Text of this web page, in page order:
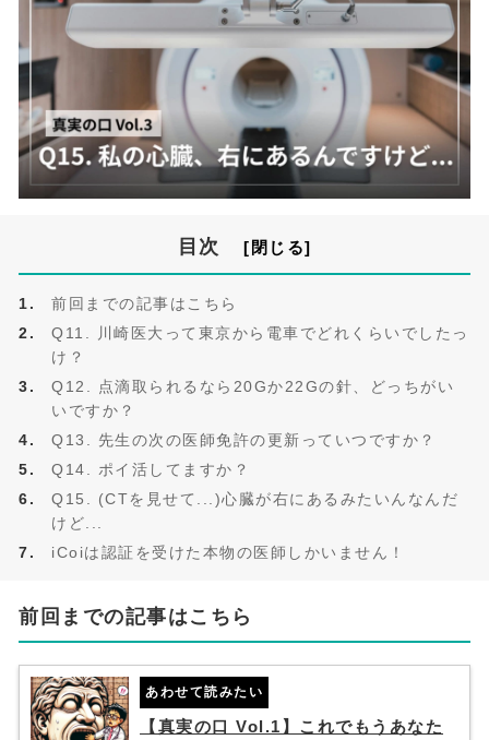
目次
前回までの記事はこちら
Q11. 川崎医大って東京から電車でどれくらいでしたっ
け？
Q12. 点滴取られるなら20Gか22Gの針、どっちがい
いですか？
Q13. 先生の次の医師免許の更新っていつですか？
Q14. ポイ活してますか？
Q15. (CTを見せて...)心臓が右にあるみたいんなんだ
けど...
iCoiは認証を受けた本物の医師しかいません！
前回までの記事はこちら
あわせて読みたい
【真実の口 Vol.1】これでもうあなた